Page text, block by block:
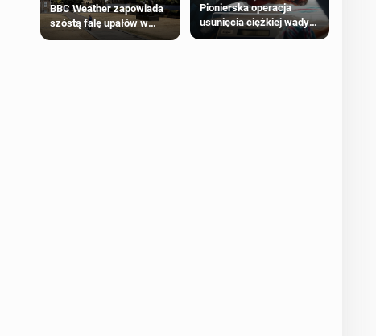
BBC Weather zapowiada
szóstą falę upałów w
Londynie
Pionierska operacja
usunięcia ciężkiej wady
wrodzonej płodu w łonie